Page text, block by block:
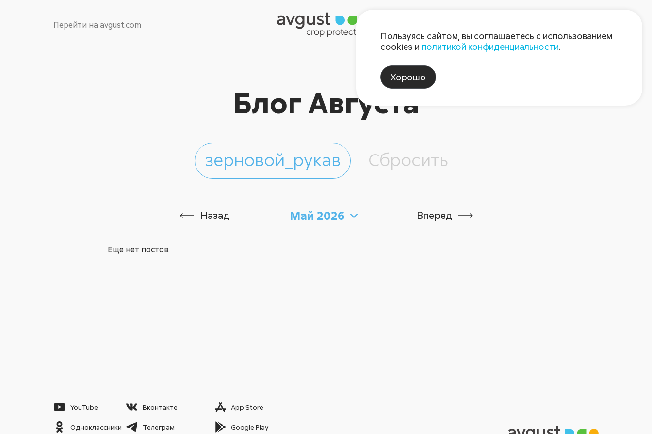
Перейти на avgust.com
Блог Августа
зерновой_рукав Сбросить
Назад Май 2026 Вперед
Еще нет постов.
YouTube Вконтакте
Одноклассники Телеграм
App Store
Google Play
Пользуясь сайтом, вы соглашаетесь с использованием
cookies и политикой конфиденциальности.
Хорошо